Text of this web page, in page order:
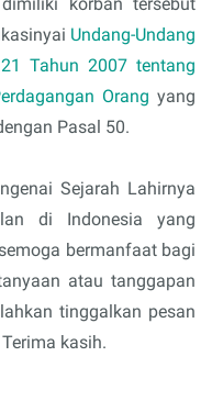
Undang-Undang
Tahun 2007 tentang
Orang yang
Pasal 50.
Sejarah Lahirnya
di Indonesia yang
bermanfaat bagi
atau tanggapan
tinggalkan pesan
kasih.